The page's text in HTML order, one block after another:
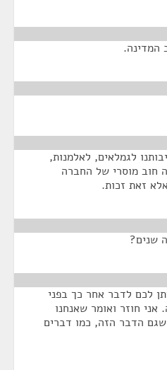
המדינה.
לגמלאים, לאלמנות,
חוב מוסרי של החברה
זאת זכות.
שנים?
לכם לדבר אחר כך בפני
חוזר ואומר שאנחנו
הדבר הזה, כמו דברים